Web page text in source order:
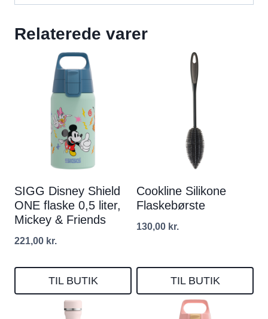
Relaterede varer
SIGG Disney Shield
ONE flaske 0,5 liter,
Mickey & Friends
221,00 kr.
TIL BUTIK
Cookline Silikone
Flaskebørste
130,00 kr.
TIL BUTIK